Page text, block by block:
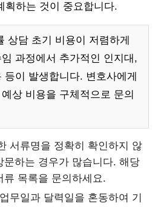
획하는 것이 중요합니다.
상담 초기 비용이 저렴하게
과정에서 추가적인 인지대,
이 발생합니다. 변호사에게
상 비용을 구체적으로 문의
서류명을 정확히 확인하지 않
문하는 경우가 많습니다. 해당
류 목록을 문의하세요.
무일과 달력일을 혼동하여 기